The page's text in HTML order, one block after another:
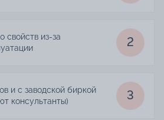
свойств из-за
2
и с заводской биркой
консультанты)
3